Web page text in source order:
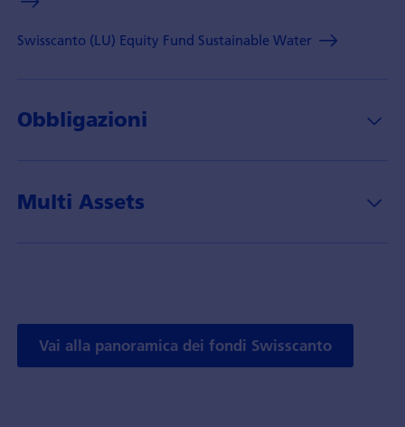
Swisscanto (LU) Equity Fund Sustainable Water
Obbligazioni
Multi Assets
Vai alla panoramica dei fondi Swisscanto